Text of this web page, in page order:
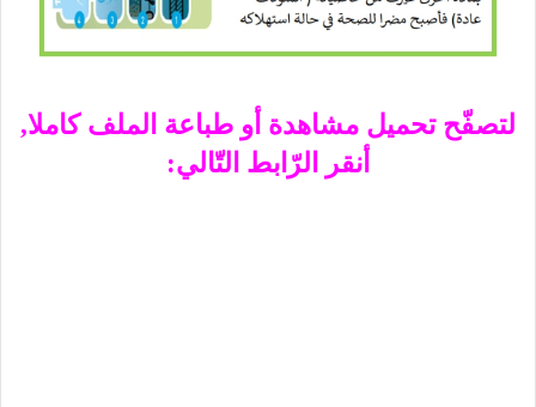
لتصفّح تحميل مشاهدة أو طباعة الملف كاملا,
أنقر الرّابط التّالي: